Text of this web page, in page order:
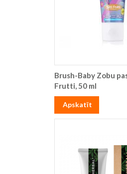
Brush-Baby Zobu
Frutti, 50 ml
Apskatīt